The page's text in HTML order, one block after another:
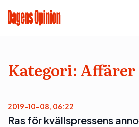
Kategori: Affärer
2019-10-08, 06:22
Ras för kvällspressens